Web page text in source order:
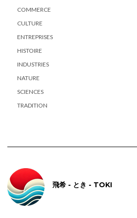
COMMERCE
CULTURE
ENTREPRISES
HISTOIRE
INDUSTRIES
NATURE
SCIENCES
TRADITION
飛希 - とき - TOKI